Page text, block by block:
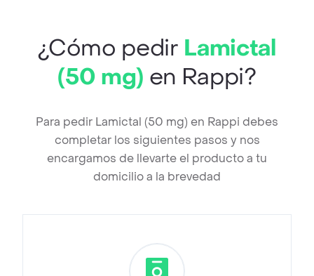
¿Cómo pedir Lamictal
(50 mg) en Rappi?
Para pedir Lamictal (50 mg) en Rappi debes
completar los siguientes pasos y nos
encargamos de llevarte el producto a tu
domicilio a la brevedad